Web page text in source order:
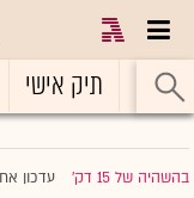
ראשי תיק אישי
בהשהיה של 15 דק' |עדכון